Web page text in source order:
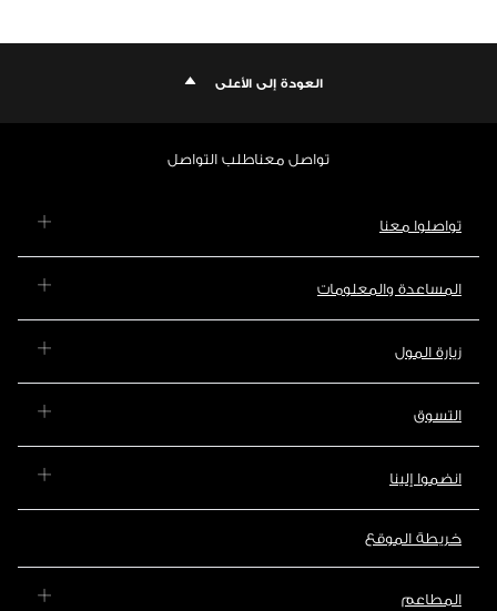
العودة إلى الأعلى
تواصل معناطلب التواصل
تواصلوا معنا
المساعدة والمعلومات
زيارة المول
التسوق
انضموا إلينا
خريطة الموقع
المطاعم